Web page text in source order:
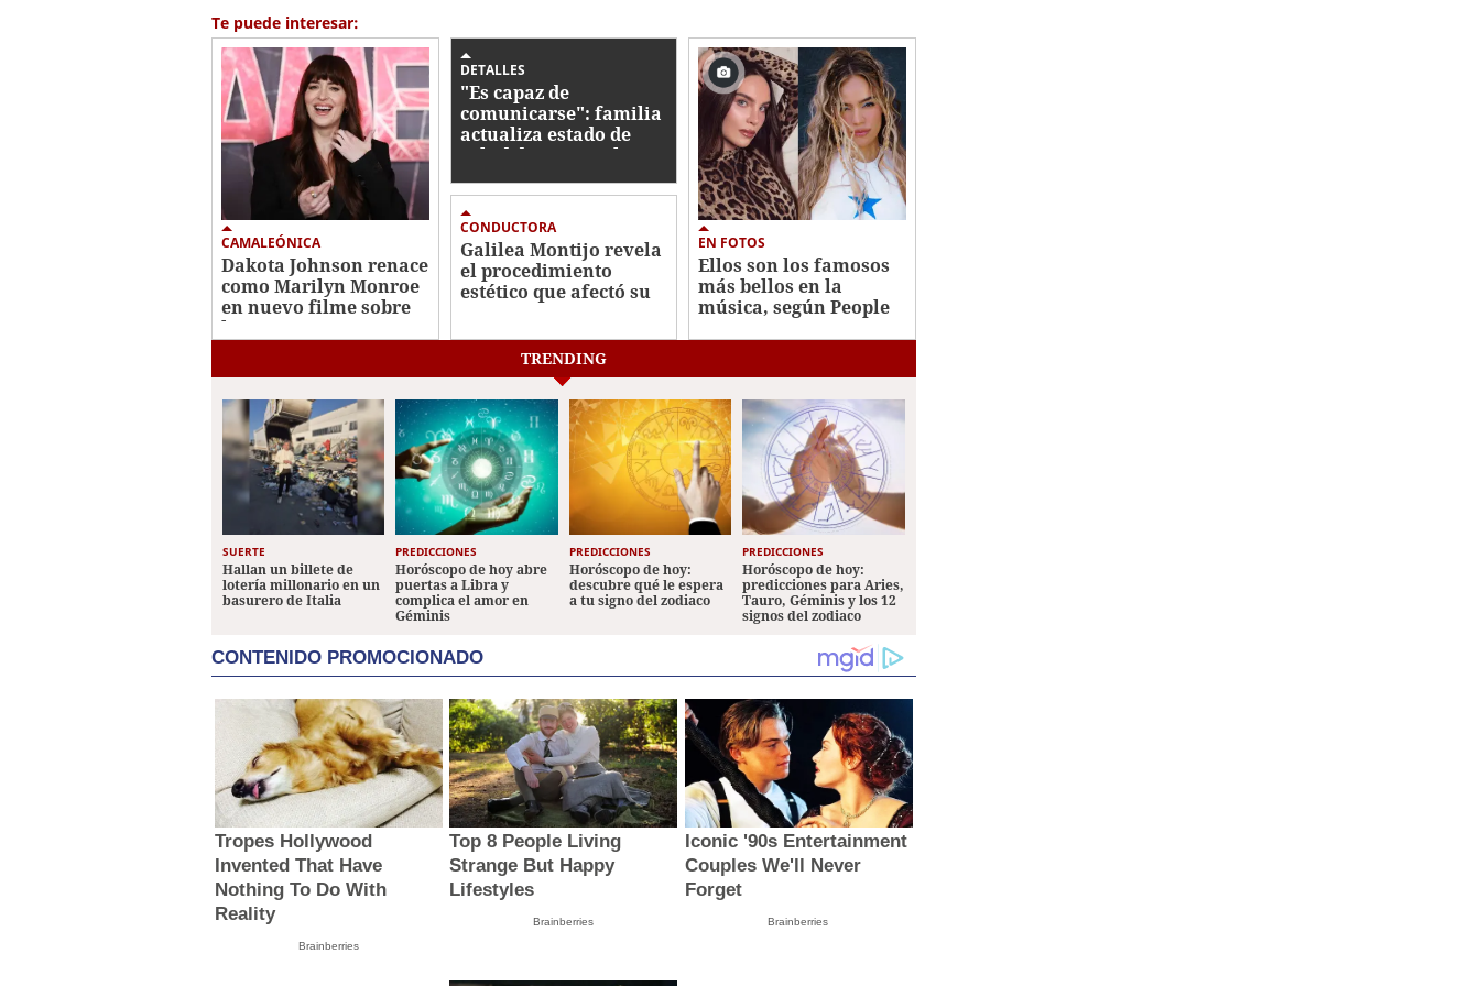
45
secondsVolume
0%
Te puede interesar:
CAMALEÓNICA
Dakota Johnson renace
como Marilyn Monroe
en nuevo filme sobre
la actriz
DETALLES
"Es capaz de
comunicarse": familia
actualiza estado de
salud de Perez Hilton
CONDUCTORA
Galilea Montijo revela
el procedimiento
estético que afectó su
EN FOTOS
Ellos son los famosos
más bellos en la
música, según People
TRENDING
SUERTE
Hallan un billete de
lotería millonario en un
basurero de Italia
PREDICCIONES
Horóscopo de hoy abre
puertas a Libra y
complica el amor en
Géminis
PREDICCIONES
Horóscopo de hoy:
descubre qué le espera
a tu signo del zodiaco
PREDICCIONES
Horóscopo de hoy:
predicciones para Aries,
Tauro, Géminis y los 12
signos del zodiaco
CONTENIDO PROMOCIONADO
Tropes Hollywood
Invented That Have
Nothing To Do With
Reality
Brainberries
Top 8 People Living
Strange But Happy
Lifestyles
Brainberries
Iconic '90s Entertainment
Couples We'll Never
Forget
Brainberries